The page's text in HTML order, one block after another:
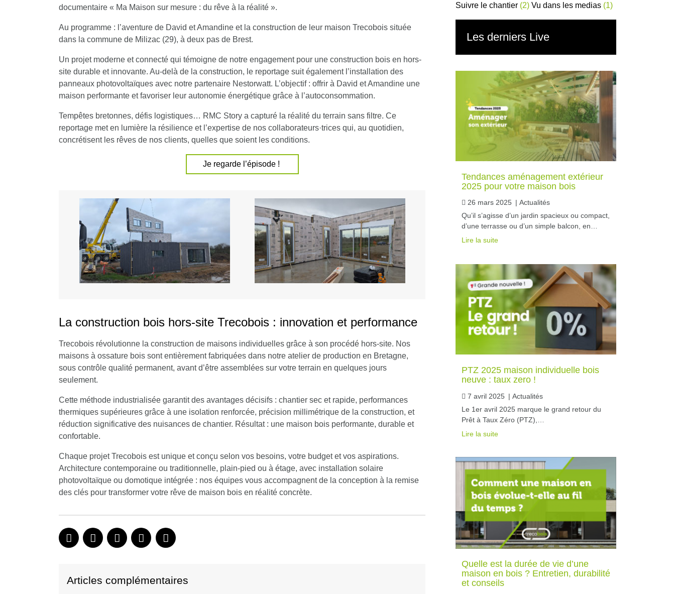
documentaire « Ma Maison sur mesure : du rêve à la réalité ».
Au programme : l’aventure de David et Amandine et la construction de leur maison Trecobois située
dans la commune de Milizac (29), à deux pas de Brest.
Un projet moderne et connecté qui témoigne de notre engagement pour une construction bois en hors-
site durable et innovante. Au-delà de la construction, le reportage suit également l’installation des
panneaux photovoltaïques avec notre partenaire Nestorwatt. L’objectif : offrir à David et Amandine une
maison performante et favoriser leur autonomie énergétique grâce à l’autoconsommation.
Tempêtes bretonnes, défis logistiques… RMC Story a capturé la réalité du terrain sans filtre. Ce
reportage met en lumière la résilience et l’expertise de nos collaborateurs·trices qui, au quotidien,
concrétisent les rêves de nos clients, quelles que soient les conditions.
Je regarde l’épisode !
La construction bois hors-site Trecobois : innovation et performance
Trecobois révolutionne la construction de maisons individuelles grâce à son procédé hors-site. Nos
maisons à ossature bois sont entièrement fabriquées dans notre atelier de production en Bretagne,
sous contrôle qualité permanent, avant d’être assemblées sur votre terrain en quelques jours
seulement.
Cette méthode industrialisée garantit des avantages décisifs : chantier sec et rapide, performances
thermiques supérieures grâce à une isolation renforcée, précision millimétrique de la construction, et
réduction significative des nuisances de chantier. Résultat : une maison bois performante, durable et
confortable.
Chaque projet Trecobois est unique et conçu selon vos besoins, votre budget et vos aspirations.
Architecture contemporaine ou traditionnelle, plain-pied ou à étage, avec installation solaire
photovoltaïque ou domotique intégrée : nos équipes vous accompagnent de la conception à la remise
des clés pour transformer votre rêve de maison bois en réalité concrète.
Articles complémentaires
Suivre le chantier (2) Vu dans les medias (1)
Les derniers Live
Tendances aménagement extérieur
2025 pour votre maison bois
26 mars 2025 | Actualités
Qu’il s’agisse d’un jardin spacieux ou compact,
d’une terrasse ou d’un simple balcon, en…
Lire la suite
PTZ 2025 maison individuelle bois
neuve : taux zero !
7 avril 2025 | Actualités
Le 1er avril 2025 marque le grand retour du
Prêt à Taux Zéro (PTZ),…
Lire la suite
Quelle est la durée de vie d’une
maison en bois ? Entretien, durabilité
et conseils